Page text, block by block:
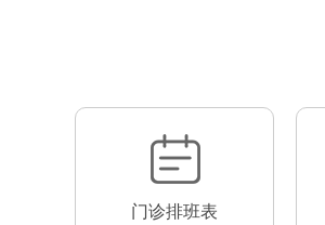
门诊排班表